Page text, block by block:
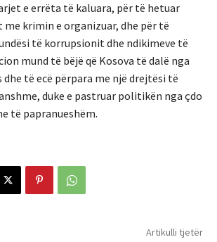
e errëta të kaluara, për të hetuar
krimin e organizuar, dhe për të
të korrupsionit dhe ndikimeve të
mund të bëjë që Kosova të dalë nga
dhe të ecë përpara me një drejtësi të
duke e pastruar politikën nga çdo
të papranueshëm.
Artikulli tjetër